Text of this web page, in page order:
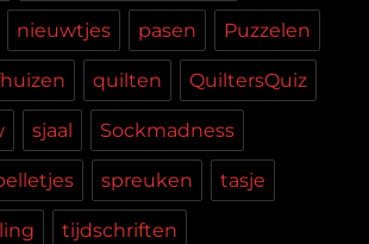
nieuwtjes pasen Puzzelen
quilten QuiltersQuiz
sjaal Sockmadness
spreuken tasje
tijdschriften